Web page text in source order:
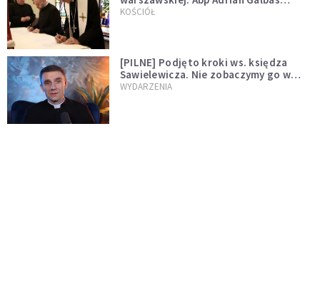
wręczył dekrety nowym proboszczom
KOŚCIÓŁ
[PILNE] Podjęto kroki ws. księdza
Sawielewicza. Nie zobaczymy go w
mediach
WYDARZENIA